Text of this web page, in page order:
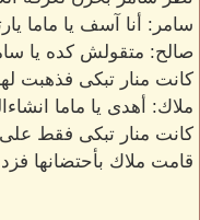
سامر: أنا آسف يا ماما
صالح: متقولش كده يا
كانت منار تبكى فذهبت
ملاك: أهدى يا ماما
كانت منار تبكى فقط
قامت ملاك بأحتضانها